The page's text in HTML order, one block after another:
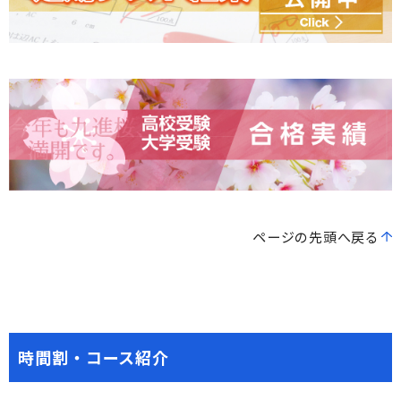
ページの先頭へ戻る
時間割・コース紹介